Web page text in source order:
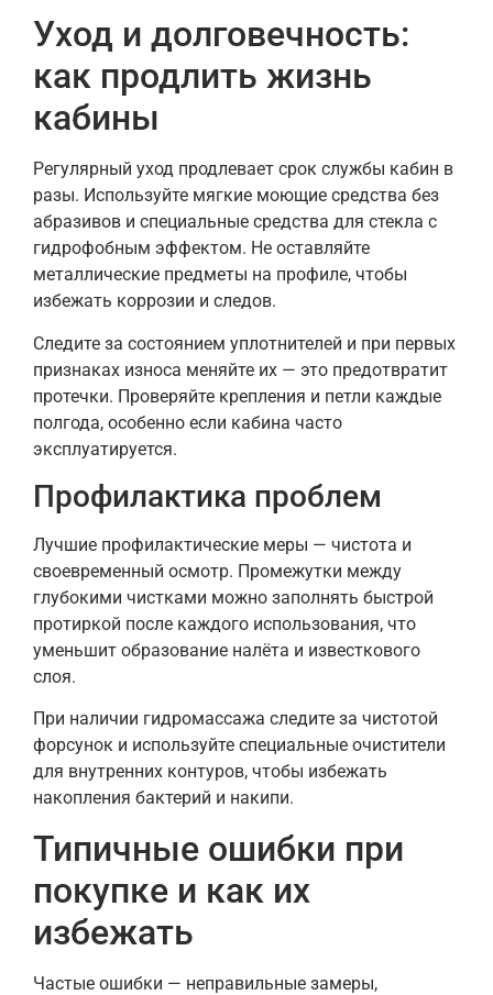
Уход и долговечность:
как продлить жизнь
кабины
Регулярный уход продлевает срок службы кабин в
разы. Используйте мягкие моющие средства без
абразивов и специальные средства для стекла с
гидрофобным эффектом. Не оставляйте
металлические предметы на профиле, чтобы
избежать коррозии и следов.
Следите за состоянием уплотнителей и при первых
признаках износа меняйте их — это предотвратит
протечки. Проверяйте крепления и петли каждые
полгода, особенно если кабина часто
эксплуатируется.
Профилактика проблем
Лучшие профилактические меры — чистота и
своевременный осмотр. Промежутки между
глубокими чистками можно заполнять быстрой
протиркой после каждого использования, что
уменьшит образование налёта и известкового
слоя.
При наличии гидромассажа следите за чистотой
форсунок и используйте специальные очистители
для внутренних контуров, чтобы избежать
накопления бактерий и накипи.
Типичные ошибки при
покупке и как их
избежать
Частые ошибки — неправильные замеры,